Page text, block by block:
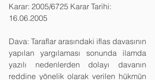
Karar: 2005/6725 Karar Tarihi:
16.06.2005
Dava: Taraflar arasındaki iflas davasının
yapılan yargılaması sonunda ilamda
yazılı nedenlerden dolayı davanın
reddine yönelik olarak verilen hükmün